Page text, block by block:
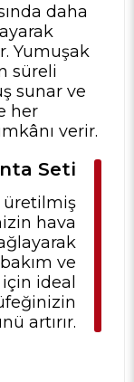
daha
Yumuşak
süreli
sunar ve
her
verir.
Seti
üretilmiş
hava
ve
ideal
artırır.